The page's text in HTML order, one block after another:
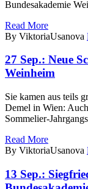
Bundesakademie
Read More
By ViktoriaUsanova
27 Sep.: Neue
Weinheim
Sie kamen aus teils
Demel in Wien:
Sommelier-
Read More
By ViktoriaUsanova
13 Sep.: